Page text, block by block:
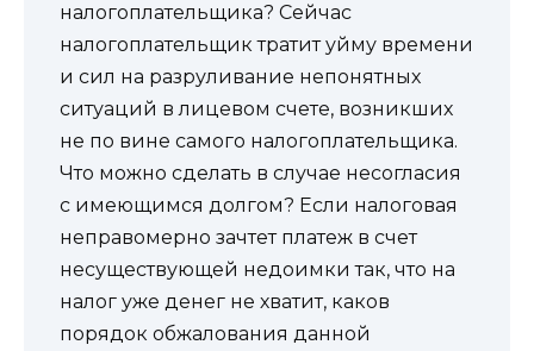
налогоплательщика? Сейчас
налогоплательщик тратит уйму времени
и сил на разруливание непонятных
ситуаций в лицевом счете, возникших
не по вине самого налогоплательщика.
Что можно сделать в случае несогласия
с имеющимся долгом? Если налоговая
неправомерно зачтет платеж в счет
несуществующей недоимки так, что на
налог уже денег не хватит, каков
порядок обжалования данной